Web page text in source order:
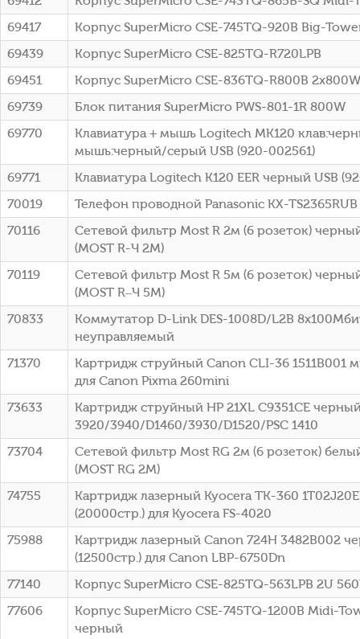
69417
Корпус SuperMicro CSE-745TQ-920B Big-
69439
Корпус SuperMicro CSE-825TQ-R720LPB
69451
Корпус SuperMicro CSE-836TQ-R800B
69739
Блок питания SuperMicro PWS-801-1R 800W
69770
Клавиатура + мышь Logitech MK120
мышь:черный/серый USB (920-002561)
69771
Клавиатура Logitech K120 EER черный USB
70019
Телефон проводной Panasonic KX-
70116
Сетевой фильтр Most R 2м (6 розеток)
(МОSТ R-Ч 2М)
70119
Сетевой фильтр Most R 5м (6 розеток)
(МОSТ R–Ч 5М)
70833
Коммутатор D-Link DES-1008D/L2B
неуправляемый
71370
Картридж струйный Canon CLI-36 1511B001
для Canon Pixma 260mini
73633
Картридж струйный HP 21XL C9351CE
3920/3940/D1460/3930/D1520/PSC 1410
73704
Сетевой фильтр Most RG 2м (6 розеток)
(МОSТ RG 2М)
74755
Картридж лазерный Kyocera TK-360
(20000стр.) для Kyocera FS-4020
75988
Картридж лазерный Canon 724H 3482B002
(12500стр.) для Canon LBP-6750Dn
77140
Корпус SuperMicro CSE-825TQ-563LPB 2U
77606
Корпус SuperMicro CSE-745TQ-1200B Midi-
черный